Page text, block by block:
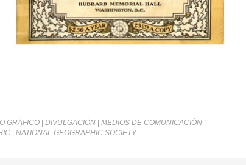
GRÁFICO DIVULGACIÓN MEDIOS DE COMUNICACIÓN
NATIONAL GEOGRAPHIC SOCIETY